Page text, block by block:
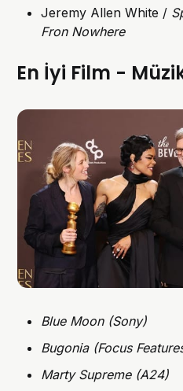
Jeremy Allen White /
Fron Nowhere
En İyi Film -
Blue Moon (Sony)
Bugonia (Focus
Marty Supreme (A24)